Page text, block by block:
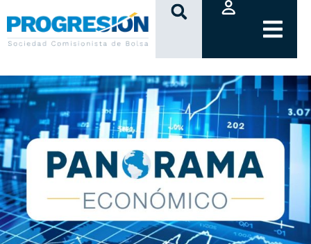
clic